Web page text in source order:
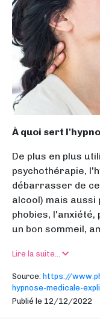
À quoi sert
De plus en plus
psychothérapie,
débarrasser de
alcool) mais
phobies,
un bon sommeil,
Lire la suite...
Source: https://
hypnose-medicale-
Publié le 12/12/2022